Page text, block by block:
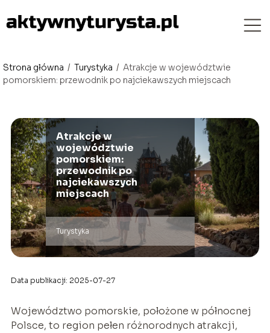
Strona główna / Turystyka / Atrakcje w województwie
pomorskiem: przewodnik po najciekawszych miejscach
Atrakcje w
województwie
pomorskiem:
przewodnik po
najciekawszych
miejscach
Turystyka
Data publikacji: 2025-07-27
Województwo pomorskie, położone w północnej
Polsce, to region pełen różnorodnych atrakcji,